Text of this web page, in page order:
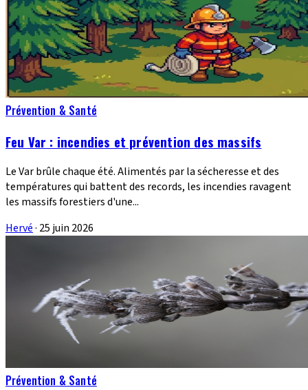
Prévention & Santé
Feu Var : incendies et prévention des massifs
Le Var brûle chaque été. Alimentés par la sécheresse et des
températures qui battent des records, les incendies ravagent
les massifs forestiers d'une...
Hervé· 25 juin 2026
Prévention & Santé